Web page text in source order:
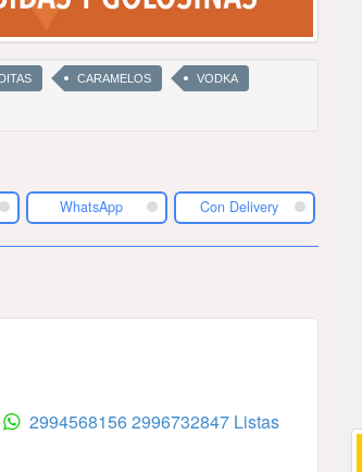
CARAMELOS VODKA
WhatsApp Con Delivery
29945681562996732847 Listas